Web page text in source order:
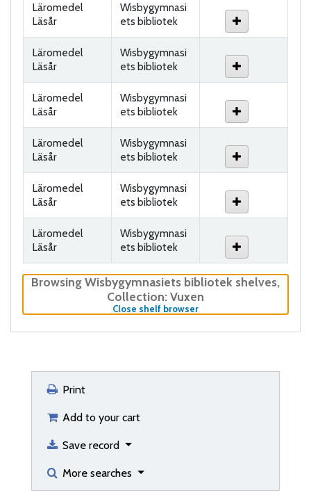
Läromedel
Läsår
Wisbygymnasi
ets bibliotek
Läromedel
Läsår
Wisbygymnasi
ets bibliotek
Läromedel
Läsår
Wisbygymnasi
ets bibliotek
Läromedel
Läsår
Wisbygymnasi
ets bibliotek
Läromedel
Läsår
Wisbygymnasi
ets bibliotek
Läromedel
Läsår
Wisbygymnasi
ets bibliotek
Browsing Wisbygymnasiets bibliotek shelves,
Collection: Vuxen
Close shelf browser(Hides shelf browser)
Print
Add to your cart
Save record
More searches